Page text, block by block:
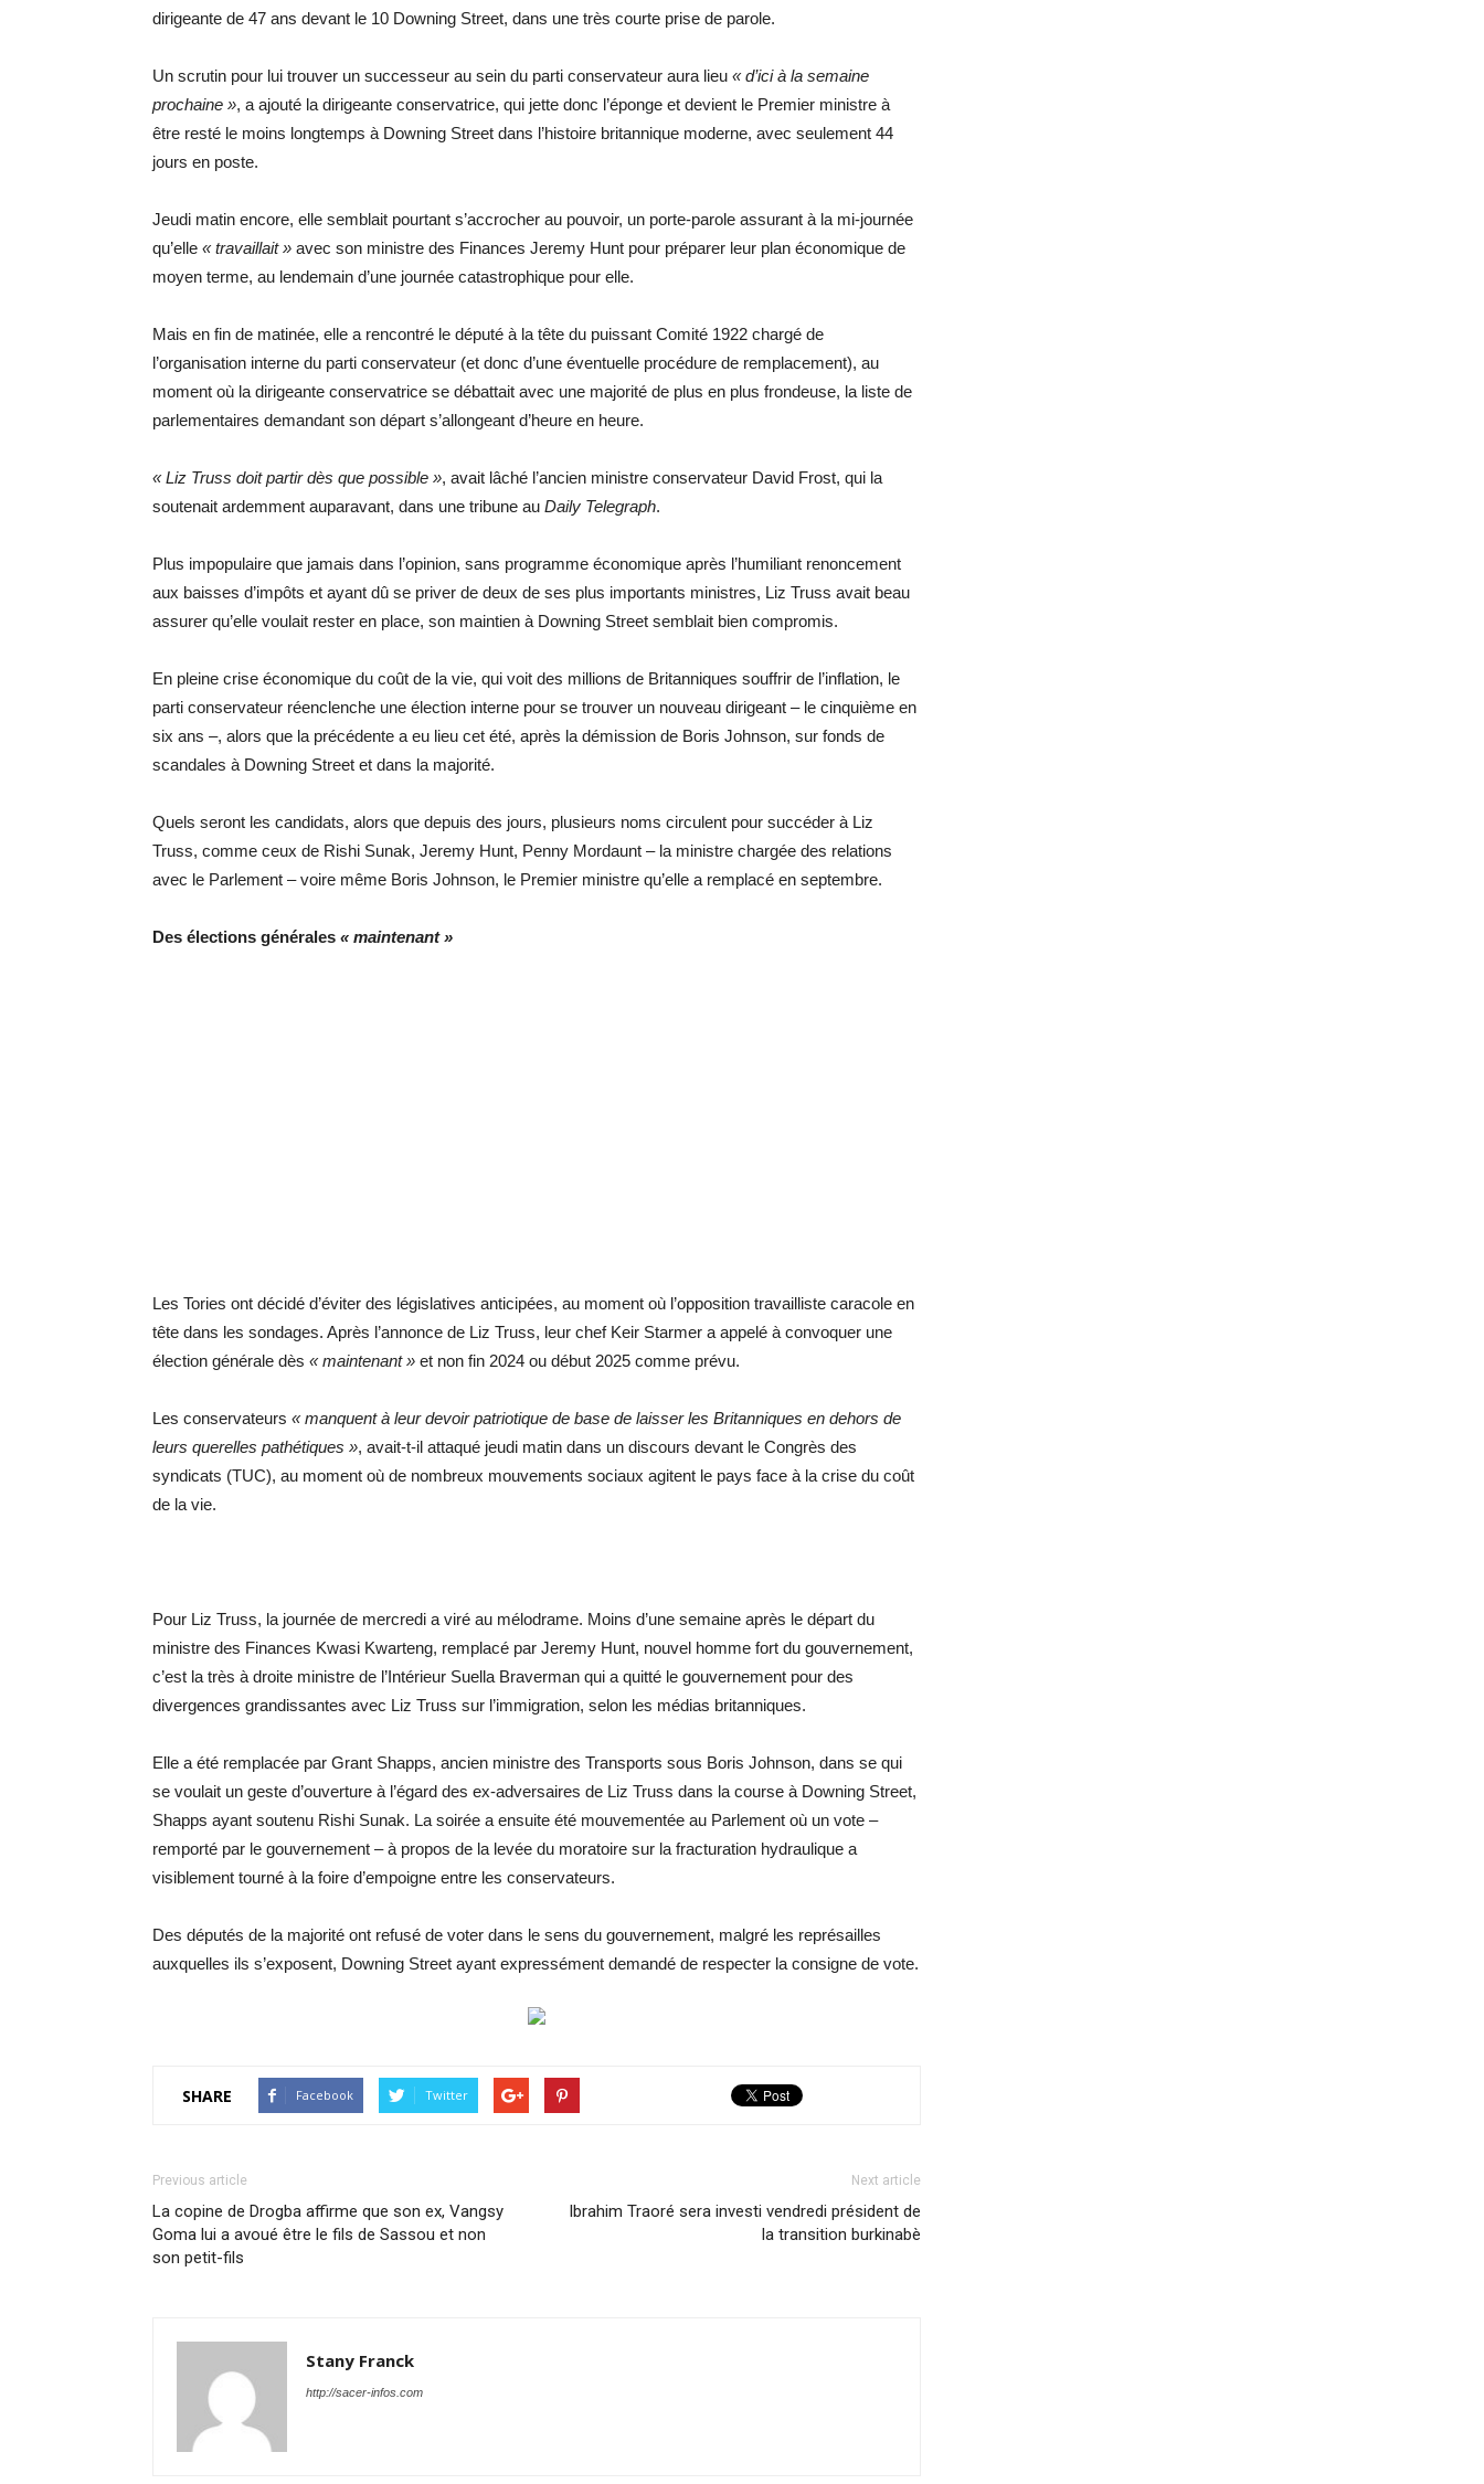
dirigeante de 47 ans devant le 10 Downing Street, dans une très courte prise de parole.
Un scrutin pour lui trouver un successeur au sein du parti conservateur aura lieu « d’ici à la semaine
prochaine », a ajouté la dirigeante conservatrice, qui jette donc l’éponge et devient le Premier ministre à
être resté le moins longtemps à Downing Street dans l’histoire britannique moderne, avec seulement 44
jours en poste.
Jeudi matin encore, elle semblait pourtant s’accrocher au pouvoir, un porte-parole assurant à la mi-journée
qu’elle « travaillait » avec son ministre des Finances Jeremy Hunt pour préparer leur plan économique de
moyen terme, au lendemain d’une journée catastrophique pour elle.
Mais en fin de matinée, elle a rencontré le député à la tête du puissant Comité 1922 chargé de
l’organisation interne du parti conservateur (et donc d’une éventuelle procédure de remplacement), au
moment où la dirigeante conservatrice se débattait avec une majorité de plus en plus frondeuse, la liste de
parlementaires demandant son départ s’allongeant d’heure en heure.
« Liz Truss doit partir dès que possible », avait lâché l’ancien ministre conservateur David Frost, qui la
soutenait ardemment auparavant, dans une tribune au Daily Telegraph.
Plus impopulaire que jamais dans l’opinion, sans programme économique après l’humiliant renoncement
aux baisses d’impôts et ayant dû se priver de deux de ses plus importants ministres, Liz Truss avait beau
assurer qu’elle voulait rester en place, son maintien à Downing Street semblait bien compromis.
En pleine crise économique du coût de la vie, qui voit des millions de Britanniques souffrir de l’inflation, le
parti conservateur réenclenche une élection interne pour se trouver un nouveau dirigeant – le cinquième en
six ans –, alors que la précédente a eu lieu cet été, après la démission de Boris Johnson, sur fonds de
scandales à Downing Street et dans la majorité.
Quels seront les candidats, alors que depuis des jours, plusieurs noms circulent pour succéder à Liz
Truss, comme ceux de Rishi Sunak, Jeremy Hunt, Penny Mordaunt – la ministre chargée des relations
avec le Parlement – voire même Boris Johnson, le Premier ministre qu’elle a remplacé en septembre.
Des élections générales « maintenant »
Les Tories ont décidé d’éviter des législatives anticipées, au moment où l’opposition travailliste caracole en
tête dans les sondages. Après l’annonce de Liz Truss, leur chef Keir Starmer a appelé à convoquer une
élection générale dès « maintenant » et non fin 2024 ou début 2025 comme prévu.
Les conservateurs « manquent à leur devoir patriotique de base de laisser les Britanniques en dehors de
leurs querelles pathétiques », avait-t-il attaqué jeudi matin dans un discours devant le Congrès des
syndicats (TUC), au moment où de nombreux mouvements sociaux agitent le pays face à la crise du coût
de la vie.
Pour Liz Truss, la journée de mercredi a viré au mélodrame. Moins d’une semaine après le départ du
ministre des Finances Kwasi Kwarteng, remplacé par Jeremy Hunt, nouvel homme fort du gouvernement,
c’est la très à droite ministre de l’Intérieur Suella Braverman qui a quitté le gouvernement pour des
divergences grandissantes avec Liz Truss sur l’immigration, selon les médias britanniques.
Elle a été remplacée par Grant Shapps, ancien ministre des Transports sous Boris Johnson, dans se qui
se voulait un geste d’ouverture à l’égard des ex-adversaires de Liz Truss dans la course à Downing Street,
Shapps ayant soutenu Rishi Sunak. La soirée a ensuite été mouvementée au Parlement où un vote –
remporté par le gouvernement – à propos de la levée du moratoire sur la fracturation hydraulique a
visiblement tourné à la foire d’empoigne entre les conservateurs.
Des députés de la majorité ont refusé de voter dans le sens du gouvernement, malgré les représailles
auxquelles ils s’exposent, Downing Street ayant expressément demandé de respecter la consigne de vote.
SHARE Facebook Twitter
Previous article
La copine de Drogba affirme que son ex, Vangsy
Goma lui a avoué être le fils de Sassou et non
son petit-fils
Next article
Ibrahim Traoré sera investi vendredi président de
la transition burkinabè
Stany Franck
http://sacer-infos.com